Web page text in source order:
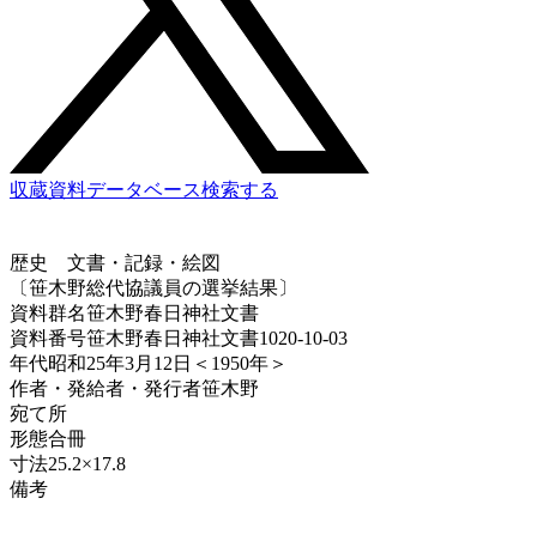
収蔵資料データベース検索する
歴史
文書・記録・絵図
〔笹木野総代協議員の選挙結果〕
資料群名笹木野春日神社文書
資料番号笹木野春日神社文書1020-10-03
年代昭和25年3月12日＜1950年＞
作者・発給者・発行者笹木野
宛て所
形態合冊
寸法25.2×17.8
備考